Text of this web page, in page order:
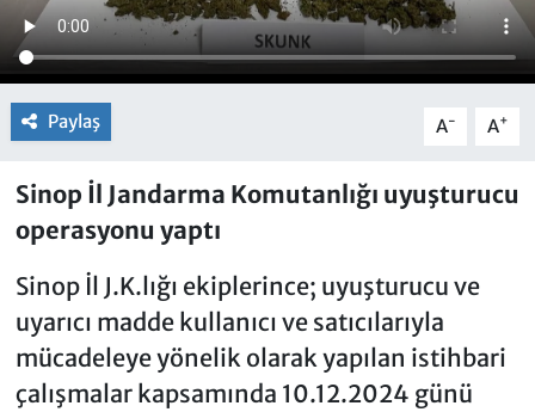
Paylaş A- A+
Sinop İl Jandarma Komutanlığı uyuşturucu
operasyonu yaptı
Sinop İl J.K.lığı ekiplerince; uyuşturucu ve
uyarıcı madde kullanıcı ve satıcılarıyla
mücadeleye yönelik olarak yapılan istihbari
çalışmalar kapsamında 10.12.2024 günü